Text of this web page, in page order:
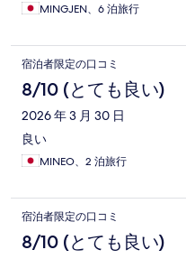
MINGJEN、6 泊旅行
宿泊者限定の口コミ
8/10 (とても良い)
2026 年 3 月 30 日
良い
MINEO、2 泊旅行
宿泊者限定の口コミ
8/10 (とても良い)